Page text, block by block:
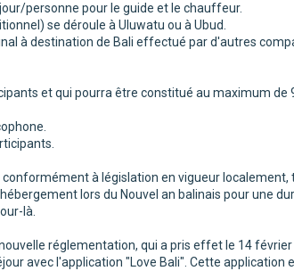
personne pour le guide et le chauffeur.
se déroule à Uluwatu ou à Ubud.
à destination de Bali effectué par d'autres
et qui pourra être constitué au maximum de
conformément à législation en vigueur localement,
lors du Nouvel an balinais pour une
là.
réglementation, qui a pris effet le 14
avec l'application "Love Bali". Cette application